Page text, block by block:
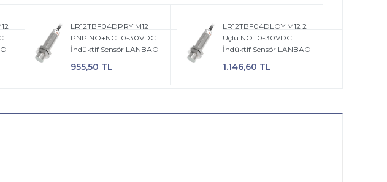
LR12TBF04DPRY M12
PNP NO+NC 10-30VDC
İndüktif Sensör LANBAO
955,50 TL
LR12TBF04DLOY M12 2
Uçlu NO 10-30VDC
İndüktif Sensör LANBAO
1.146,60 TL